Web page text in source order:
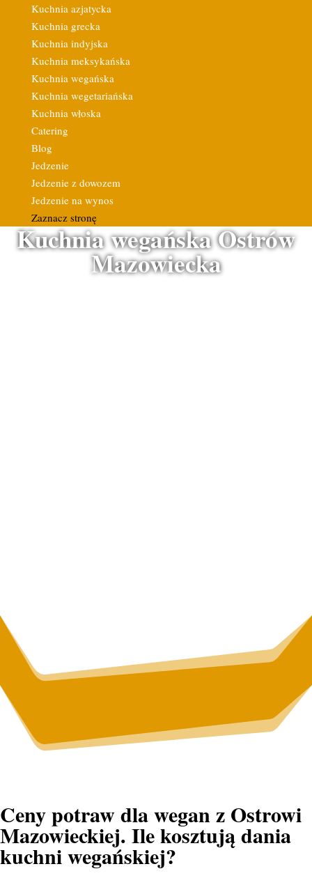
Kuchnia azjatycka
Kuchnia grecka
Kuchnia indyjska
Kuchnia meksykańska
Kuchnia wegańska
Kuchnia wegetariańska
Kuchnia włoska
Catering
Blog
Jedzenie
Jedzenie z dowozem
Jedzenie na wynos
Zaznacz stronę
Kuchnia wegańska Ostrów
Mazowiecka
Ceny potraw dla wegan z Ostrowi
Mazowieckiej. Ile kosztują dania
kuchni wegańskiej?